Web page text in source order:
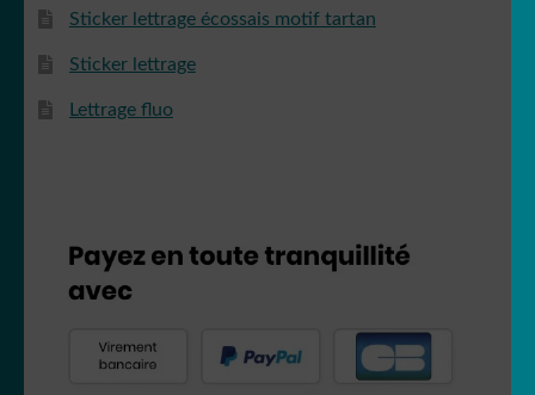
Sticker lettrage écossais motif tartan
Sticker lettrage
Lettrage fluo